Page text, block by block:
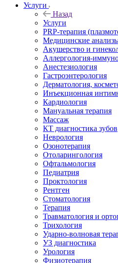
Услуги
Назад
Услуги
PRP-терапия
Медицинские
Акушерство и
Аллергология-
Анестезиология
Гастроэнтерология
Дерматология,
Инъекционная
Кардиология
Мануальная терапия
Массаж
КТ диагностика зубов
Неврология
Озонотерапия
Отоларингология
Офтальмология
Педиатрия
Проктология
Рентген
Стоматология
Терапия
Травматология и
Трихология
Ударно-волновая
УЗ диагностика
Урология
Физиотерапия